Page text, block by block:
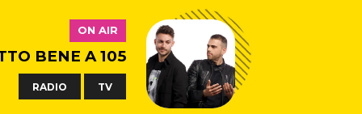
ON AIR
BENE A 105
RADIO TV